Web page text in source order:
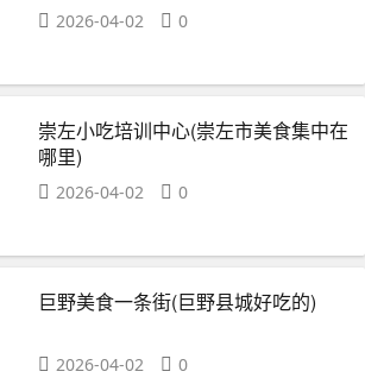
2026-04-02 0
崇左小吃培训中心(崇左市美食集中在
哪里)
2026-04-02 0
巨野美食一条街(巨野县城好吃的)
2026-04-02 0